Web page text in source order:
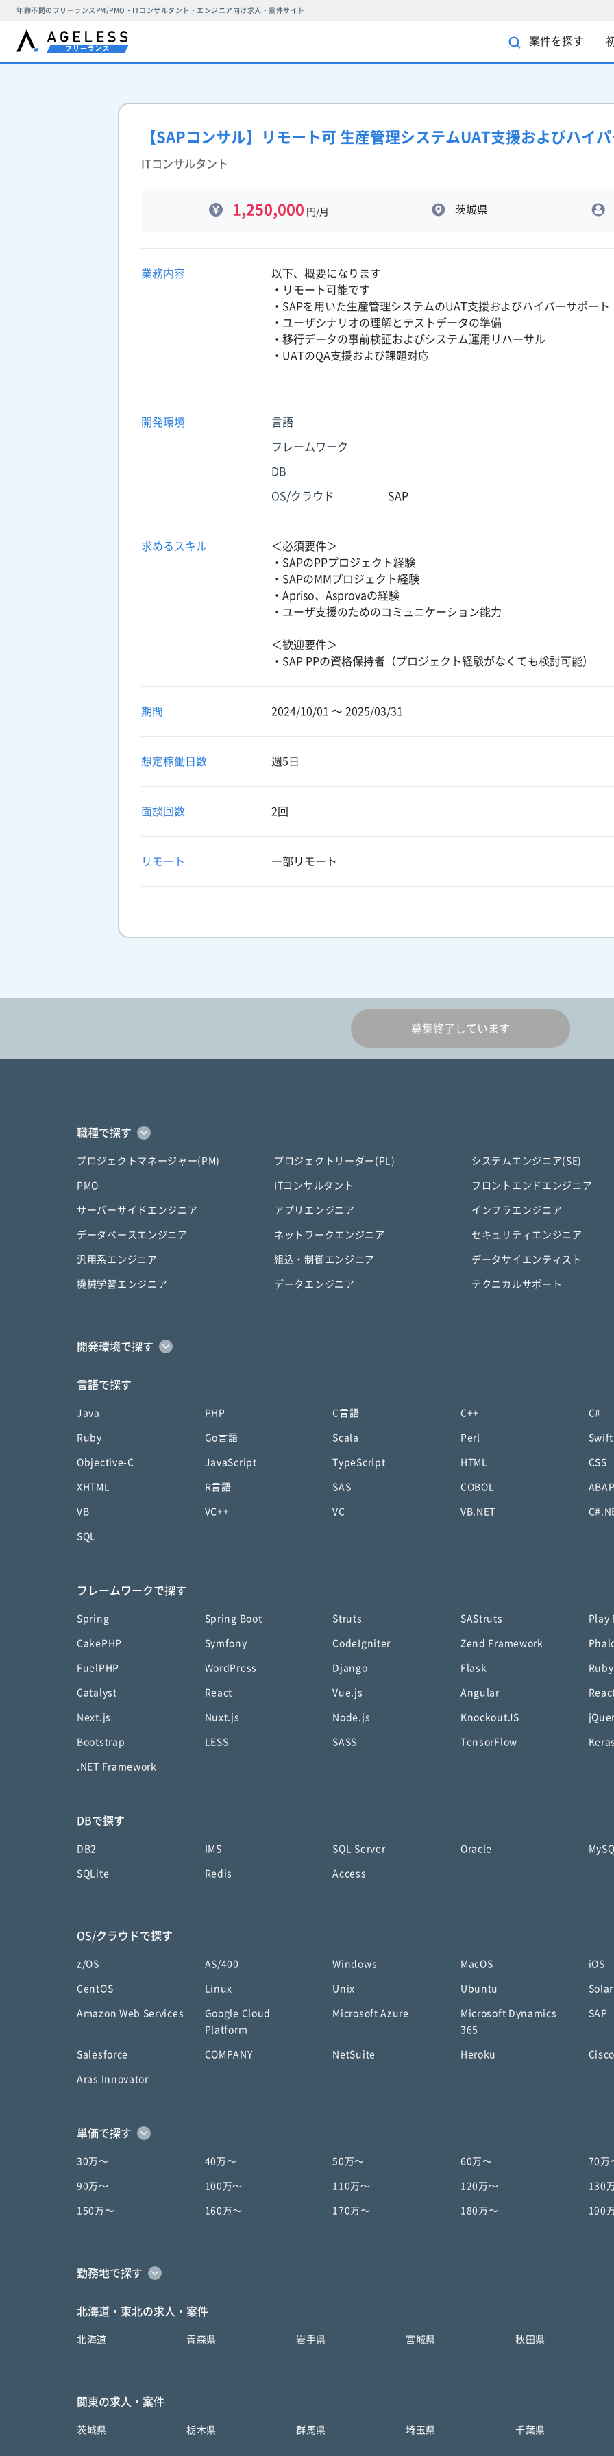
年齢不問のフリーランスPM/PMO・ITコンサルタント・エンジニア向け求人・案件サイト
案件を探す
【SAPコンサル】リモート可 生産管理システムUAT支援およびハイ
ITコンサルタント
1,250,000 円/月 茨城県
業務内容
以下、概要になります
・リモート可能です
・SAPを用いた生産管理システムのUAT支援およびハイパーサポート
・ユーザシナリオの理解とテストデータの準備
・移行データの事前検証およびシステム運用リハーサル
・UATのQA支援および課題対応
開発環境 言語
フレームワーク
DB
OS/クラウド SAP
求めるスキル
＜必須要件＞
・SAPのPPプロジェクト経験
・SAPのMMプロジェクト経験
・Apriso、Asprovaの経験
・ユーザ支援のためのコミュニケーション能力
＜歓迎要件＞
・SAP PPの資格保持者（プロジェクト経験がなくても検討可能）
期間 2024/10/01 〜 2025/03/31
想定稼働日数 週5日
面談回数 2回
リモート 一部リモート
募集終了しています
職種で探す
プロジェクトマネージャー(PM) プロジェクトリーダー(PL) システムエンジニア(SE)
PMO ITコンサルタント フロントエンドエンジニア
サーバーサイドエンジニア アプリエンジニア インフラエンジニア
データベースエンジニア ネットワークエンジニア セキュリティエンジニア
汎用系エンジニア 組込・制御エンジニア データサイエンティスト
機械学習エンジニア データエンジニア テクニカルサポート
開発環境で探す
言語で探す
Java PHP C言語 C++ C#
Ruby Go言語 Scala Perl Swift
Objective-C JavaScript TypeScript HTML CSS
XHTML R言語 SAS COBOL ABAP
VB VC++ VC VB.NET
SQL
フレームワークで探す
Spring Spring Boot Struts SAStruts Play
CakePHP Symfony CodeIgniter Zend Framework
FuelPHP WordPress Django Flask
Catalyst React Vue.js Angular
Next.js Nuxt.js Node.js KnockoutJS
Bootstrap LESS SASS TensorFlow Keras
.NET Framework
DBで探す
DB2 IMS SQL Server Oracle
SQLite Redis Access
OS/クラウドで探す
z/OS AS/400 Windows MacOS iOS
CentOS Linux Unix Ubuntu
Amazon Web Services
Google Cloud
Platform
Microsoft Azure
Microsoft Dynamics
365
SAP
Salesforce COMPANY NetSuite Heroku Cisco
Aras Innovator
単価で探す
30万〜 40万〜 50万〜 60万〜 70万
90万〜 100万〜 110万〜 120万〜 130
150万〜 160万〜 170万〜 180万〜 190
勤務地で探す
北海道・東北の求人・案件
北海道 青森県 岩手県 宮城県 秋田県
関東の求人・案件
茨城県 栃木県 群馬県 埼玉県 千葉県